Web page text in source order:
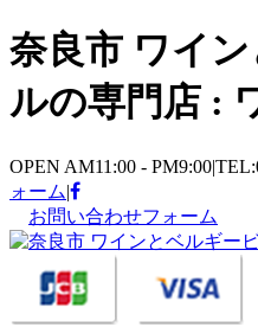
奈良市 ワイ
ルの専門店 :
OPEN AM11:00 - PM9:00|
ォーム|
お問い合わせフォーム